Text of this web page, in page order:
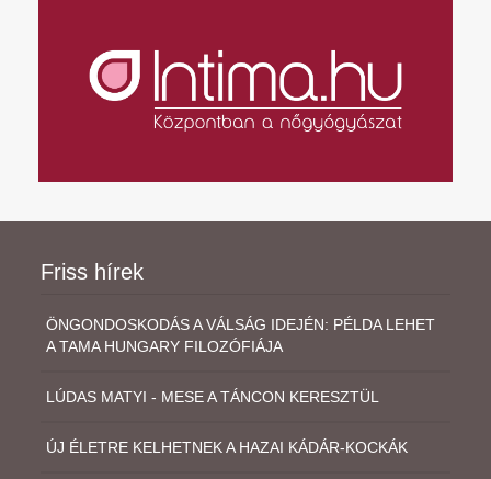
Friss hírek
ÖNGONDOSKODÁS A VÁLSÁG IDEJÉN: PÉLDA LEHET
A TAMA HUNGARY FILOZÓFIÁJA
LÚDAS MATYI - MESE A TÁNCON KERESZTÜL
ÚJ ÉLETRE KELHETNEK A HAZAI KÁDÁR-KOCKÁK